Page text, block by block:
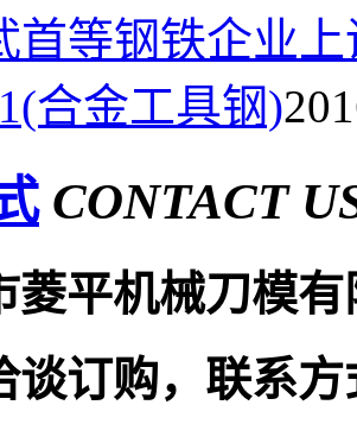
首等钢铁企业
合金工具钢)
CONTACT
菱平机械刀模有
谈订购，联系方